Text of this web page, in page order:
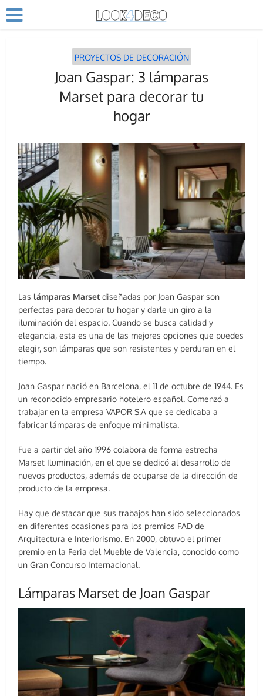
PROYECTOS DE DECORACIÓN
Joan Gaspar: 3 lámparas
Marset para decorar tu
hogar
Las lámparas Marset diseñadas por Joan Gaspar son
perfectas para decorar tu hogar y darle un giro a la
iluminación del espacio. Cuando se busca calidad y
elegancia, esta es una de las mejores opciones que puedes
elegir, son lámparas que son resistentes y perduran en el
tiempo.
Joan Gaspar nació en Barcelona, el 11 de octubre de 1944. Es
un reconocido empresario hotelero español. Comenzó a
trabajar en la empresa VAPOR S.A que se dedicaba a
fabricar lámparas de enfoque minimalista.
Fue a partir del año 1996 colabora de forma estrecha
Marset Iluminación, en el que se dedicó al desarrollo de
nuevos productos, además de ocuparse de la dirección de
producto de la empresa.
Hay que destacar que sus trabajos han sido seleccionados
en diferentes ocasiones para los premios FAD de
Arquitectura e Interiorismo. En 2000, obtuvo el primer
premio en la Feria del Mueble de Valencia, conocido como
un Gran Concurso Internacional.
Lámparas Marset de Joan Gaspar